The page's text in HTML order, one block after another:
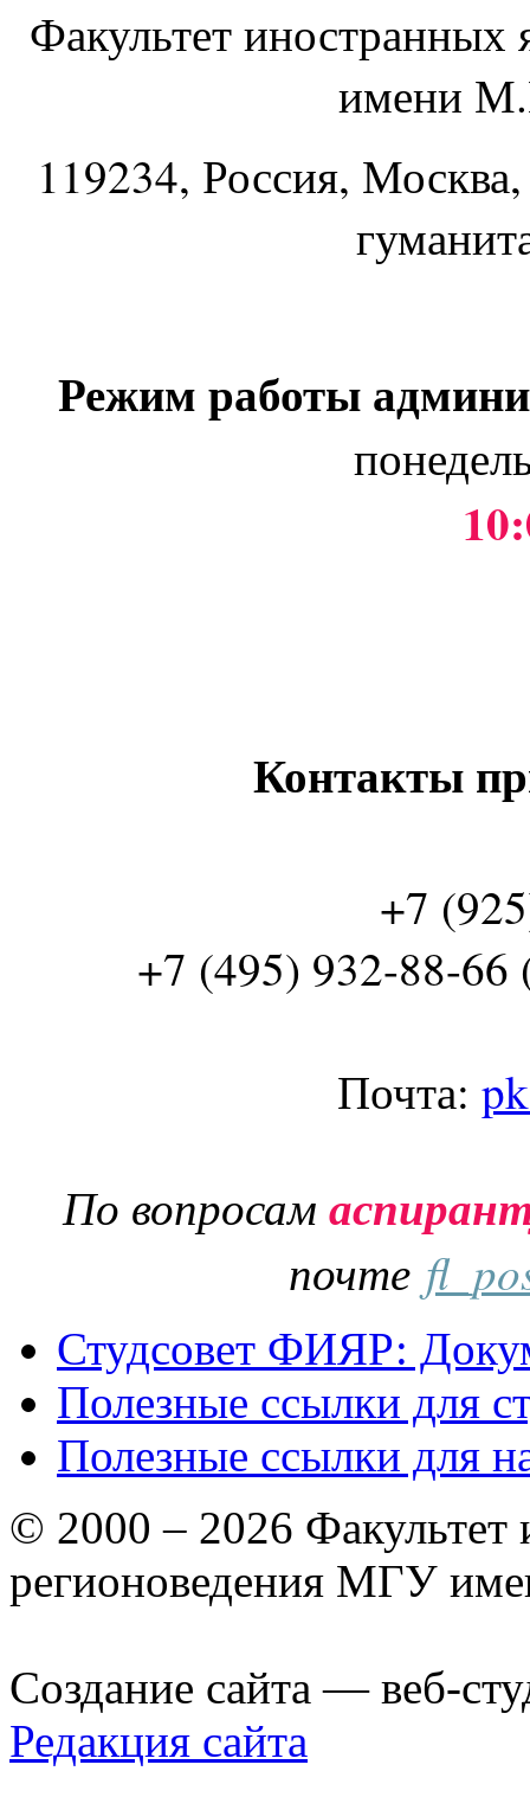
Факультет
имени
119234, Россия,
Режим работы
Контакты
+7
+7 (495) 932-88-66
Почта:
По вопросам
почте
Студсовет ФИЯР:
Полезные ссылки для
Полезные ссылки для
© 2000 – 2026 Факультет
регионоведения МГУ
Создание сайта — веб-
Редакция сайта